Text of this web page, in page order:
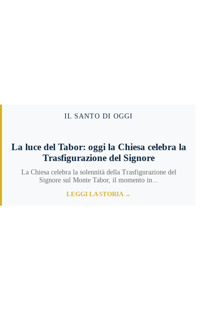
IL SANTO DI OGGI
La luce del Tabor: oggi la Chiesa celebra la
Trasfigurazione del Signore
La Chiesa celebra la solennità della Trasfigurazione del
Signore sul Monte Tabor, il momento in...
LEGGI LA STORIA →